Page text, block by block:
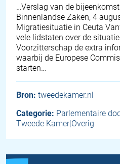
… Verslag van de
Binnenlandse Zaken, 4
Migratiesituatie in Ceuta
vele lidstaten over de
Voorzitterschap de extra
waarbij de Europese
starten…
Bron: tweedekamer.nl
Categorie: Parlementaire
Tweede Kamer|Overig